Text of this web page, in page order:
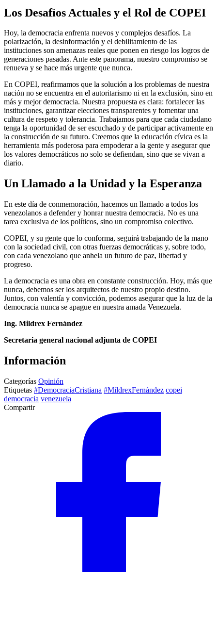
Los Desafíos Actuales y el Rol de COPEI
Hoy, la democracia enfrenta nuevos y complejos desafíos. La
polarización, la desinformación y el debilitamiento de las
instituciones son amenazas reales que ponen en riesgo los logros de
generaciones pasadas. Ante este panorama, nuestro compromiso se
renueva y se hace más urgente que nunca.
En COPEI, reafirmamos que la solución a los problemas de nuestra
nación no se encuentra en el autoritarismo ni en la exclusión, sino en
más y mejor democracia. Nuestra propuesta es clara: fortalecer las
instituciones, garantizar elecciones transparentes y fomentar una
cultura de respeto y tolerancia. Trabajamos para que cada ciudadano
tenga la oportunidad de ser escuchado y de participar activamente en
la construcción de su futuro. Creemos que la educación cívica es la
herramienta más poderosa para empoderar a la gente y asegurar que
los valores democráticos no solo se defiendan, sino que se vivan a
diario.
Un Llamado a la Unidad y la Esperanza
En este día de conmemoración, hacemos un llamado a todos los
venezolanos a defender y honrar nuestra democracia. No es una
tarea exclusiva de los políticos, sino un compromiso colectivo.
COPEI, y su gente que lo conforma, seguirá trabajando de la mano
con la sociedad civil, con otras fuerzas democráticas y, sobre todo,
con cada venezolano que anhela un futuro de paz, libertad y
progreso.
La democracia es una obra en constante construcción. Hoy, más que
nunca, debemos ser los arquitectos de nuestro propio destino.
Juntos, con valentía y convicción, podemos asegurar que la luz de la
democracia nunca se apague en nuestra amada Venezuela.
Ing. Mildrex Fernández
Secretaria general nacional adjunta de COPEI
Información
Categorías Opinión
Etiquetas #DemocraciaCristiana #MildrexFernández copei
democracia venezuela
Compartir